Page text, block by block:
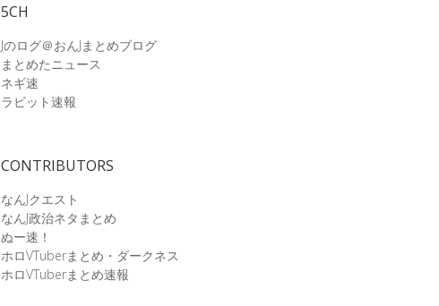
5CH
Jのログ＠おんJまとめブログ
まとめたニュース
ネギ速
ラビット速報
CONTRIBUTORS
なんJクエスト
なんJ政治ネタまとめ
ぬー速！
ホロVTuberまとめ・ダークネス
ホロVTuberまとめ速報